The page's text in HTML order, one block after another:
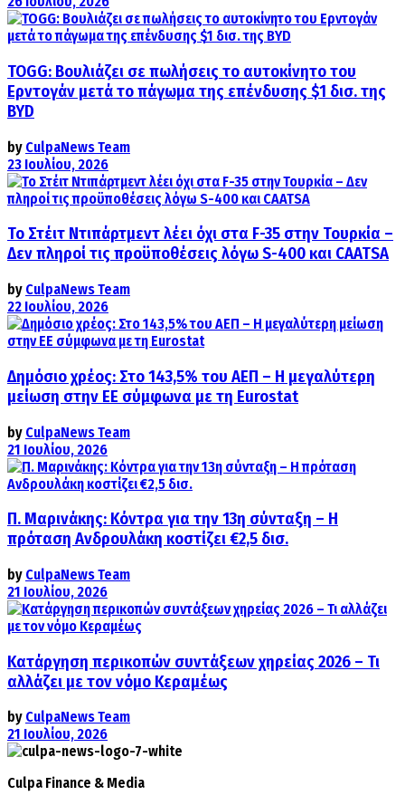
TOGG: Βουλιάζει σε πωλήσεις το αυτοκίνητο του
Ερντογάν μετά το πάγωμα της επένδυσης $1 δισ. της
BYD
by CulpaNews Team
23 Ιουλίου, 2026
Το Στέιτ Ντιπάρτμεντ λέει όχι στα F-35 στην Τουρκία –
Δεν πληροί τις προϋποθέσεις λόγω S-400 και CAATSA
by CulpaNews Team
22 Ιουλίου, 2026
Δημόσιο χρέος: Στο 143,5% του ΑΕΠ – Η μεγαλύτερη
μείωση στην ΕΕ σύμφωνα με τη Eurostat
by CulpaNews Team
21 Ιουλίου, 2026
Π. Μαρινάκης: Κόντρα για την 13η σύνταξη – Η
πρόταση Ανδρουλάκη κοστίζει €2,5 δισ.
by CulpaNews Team
21 Ιουλίου, 2026
Κατάργηση περικοπών συντάξεων χηρείας 2026 – Τι
αλλάζει με τον νόμο Κεραμέως
by CulpaNews Team
21 Ιουλίου, 2026
Culpa Finance & Media